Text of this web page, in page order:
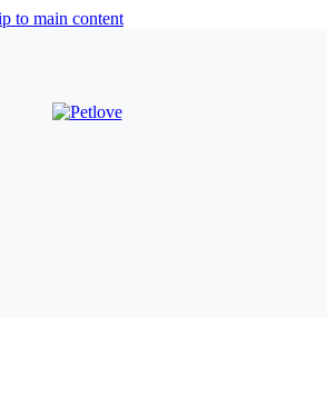
to main content